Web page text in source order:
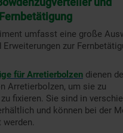
umfasst eine große
Erweiterungen zur
für Arretierbolzen dienen
Arretierbolzen, um sie zu
fixieren. Sie sind in
und können bei der
werden.